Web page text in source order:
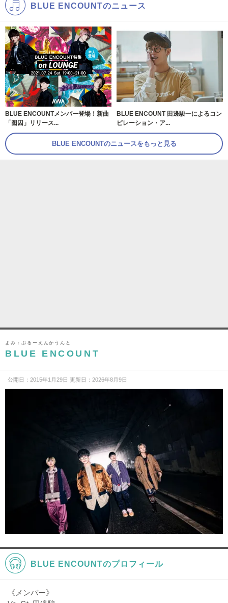
BLUE ENCOUNTのニュース
BLUE ENCOUNTメンバー登場！新曲
「囮囚」リリース...
BLUE ENCOUNT 田邊駿一によるコン
ピレーション・ア...
BLUE ENCOUNTのニュースをもっと見る
よみ：ぶるーえんかうんと
BLUE ENCOUNT
公開日：2015年1月29日 更新日：2026年8月9日
BLUE ENCOUNTのプロフィール
《メンバー》